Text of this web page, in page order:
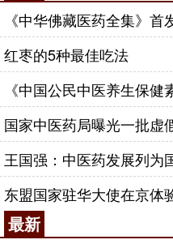
《中华佛藏医药全集》首
红枣的5种最佳吃法
《中国公民中医养生保
国家中医药局曝光一批虚
王国强：中医药发展列为
东盟国家驻华大使在京体
最新